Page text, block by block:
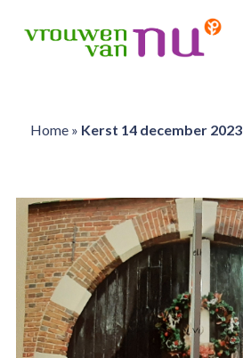
Home» Kerst 14 december 2023